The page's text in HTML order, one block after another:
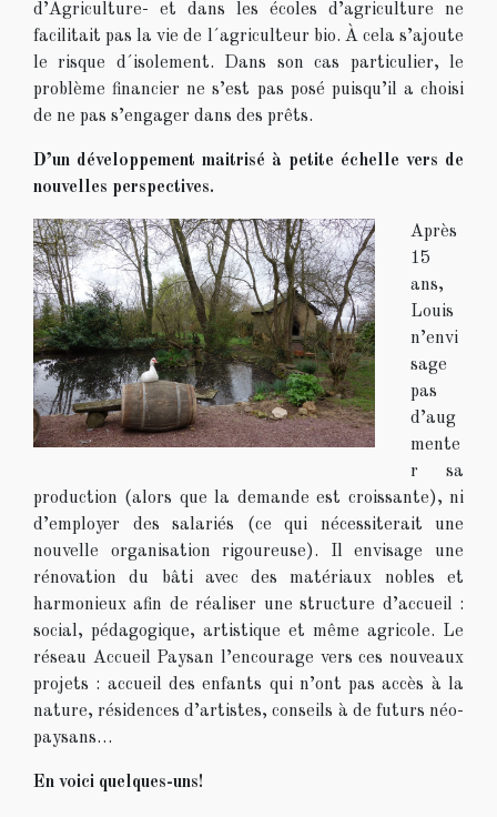
d’Agriculture- et dans les écoles d’agriculture ne
facilitait pas la vie de l´agriculteur bio. À cela s’ajoute
le risque d´isolement. Dans son cas particulier, le
problème financier ne s’est pas posé puisqu’il a choisi
de ne pas s’engager dans des prêts.
D’un développement maitrisé à petite échelle vers de
nouvelles perspectives.
Après
15
ans,
Louis
n’envi
sage
pas
d’aug
mente
r sa
production (alors que la demande est croissante), ni
d’employer des salariés (ce qui nécessiterait une
nouvelle organisation rigoureuse). Il envisage une
rénovation du bâti avec des matériaux nobles et
harmonieux afin de réaliser une structure d’accueil :
social, pédagogique, artistique et même agricole. Le
réseau Accueil Paysan l’encourage vers ces nouveaux
projets : accueil des enfants qui n’ont pas accès à la
nature, résidences d’artistes, conseils à de futurs néo-
paysans…
En voici quelques-uns!